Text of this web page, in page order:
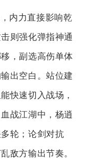
内力直接影响乾
则强化弹指神通
，副选高伤单体
出空白。站位建
快速切入战场，
战江湖中，杨逍
轮；论剑对抗
敌方输出节奏。